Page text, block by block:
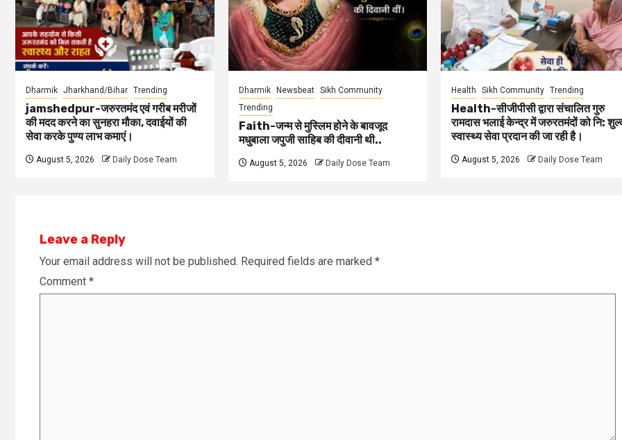
Dharmik Jharkhand/Bihar Trending
jamshedpur-जरुरतमंद एवं गरीब मरीजों
की मदद करने का सुनहरा मौका, दवाईयों की
सेवा करके पुण्य लाभ कमाएं।
August 5, 2026 Daily Dose Team
Dharmik Newsbeat Sikh Community
Trending
Faith-जन्म से मुस्लिम होने के बावजूद
मधुबाला जपुजी साहिब की दीवानी थी..
August 5, 2026 Daily Dose Team
Health Sikh Community Trending
Health-सीजीपीसी द्वारा संचालित गुरु
रामदास भलाई केन्द्र में जरुरतमंदों को नि:
स्वास्थ्य सेवा प्रदान की जा रही है।
August 5, 2026 Daily Dose Team
Leave a Reply
Your email address will not be published. Required fields are marked *
Comment *